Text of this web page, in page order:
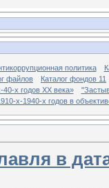
политика
файлов
Каталог фондов 11
х годов ХХ века»
х-1940-х годов в
в